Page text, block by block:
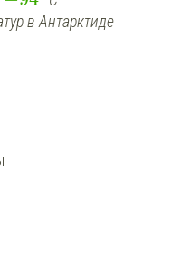
в Антарктиде